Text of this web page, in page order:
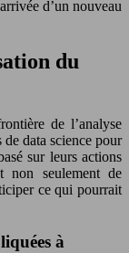
d’un nouveau
du
de l’analyse
de data science pour
sur leurs actions
non seulement de
ce qui pourrait
à